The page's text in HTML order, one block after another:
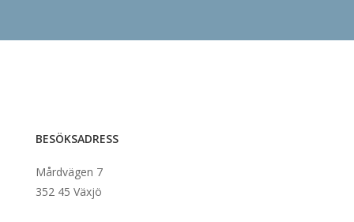
BESÖKSADRESS
Mårdvägen 7
352 45 Växjö